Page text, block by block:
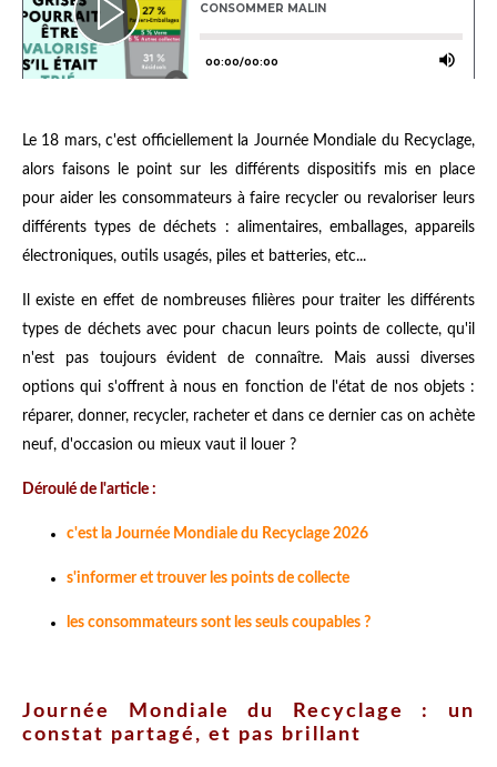
Le 18 mars, c'est officiellement la Journée Mondiale du Recyclage,
alors faisons le point sur les différents dispositifs mis en place
pour aider les consommateurs à faire recycler ou revaloriser leurs
différents types de déchets : alimentaires, emballages, appareils
électroniques, outils usagés, piles et batteries, etc...
Il existe en effet de nombreuses filières pour traiter les différents
types de déchets avec pour chacun leurs points de collecte, qu'il
n'est pas toujours évident de connaître. Mais aussi diverses
options qui s'offrent à nous en fonction de l'état de nos objets :
réparer, donner, recycler, racheter et dans ce dernier cas on achète
neuf, d'occasion ou mieux vaut il louer ?
Déroulé de l'article :
c'est la Journée Mondiale du Recyclage 2026
s'informer et trouver les points de collecte
les consommateurs sont les seuls coupables ?
Journée Mondiale du Recyclage : un
constat partagé, et pas brillant